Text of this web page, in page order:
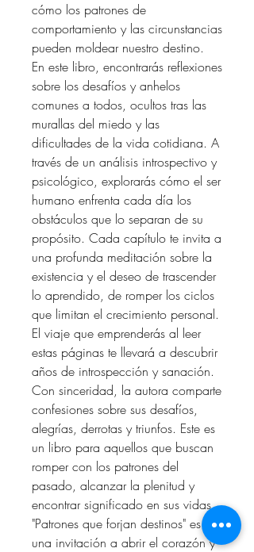
cómo los patrones de
comportamiento y las circunstancias
pueden moldear nuestro destino.
En este libro, encontrarás reflexiones
sobre los desafíos y anhelos
comunes a todos, ocultos tras las
murallas del miedo y las
dificultades de la vida cotidiana. A
través de un análisis introspectivo y
psicológico, explorarás cómo el ser
humano enfrenta cada día los
obstáculos que lo separan de su
propósito. Cada capítulo te invita a
una profunda meditación sobre la
existencia y el deseo de trascender
lo aprendido, de romper los ciclos
que limitan el crecimiento personal.
El viaje que emprenderás al leer
estas páginas te llevará a descubrir
años de introspección y sanación.
Con sinceridad, la autora comparte
confesiones sobre sus desafíos,
alegrías, derrotas y triunfos. Este es
un libro para aquellos que buscan
romper con los patrones del
pasado, alcanzar la plenitud y
encontrar significado en sus vidas.
"Patrones que forjan destinos" es
una invitación a abrir el corazón y